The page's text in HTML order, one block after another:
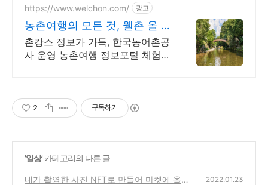
https://www.welchon.com/ 광고
농촌여행의 모든 것, 웰촌 올 여
름 여행은 농촌으로!
촌캉스 정보가 가득, 한국농어촌공
사 운영 농촌여행 정보포털 체험/
2 구독하기
'일상' 카테고리의 다른 글
내가 촬영한 사진 NFT로 만들어 마켓에 올려
2022.01.23